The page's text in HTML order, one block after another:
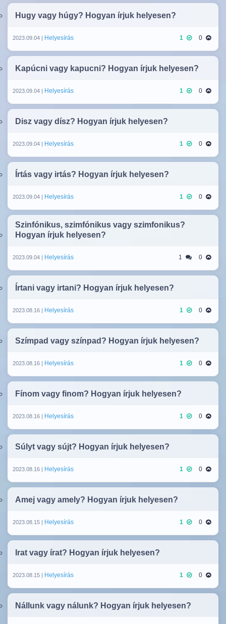
Hugy vagy húgy? Hogyan írjuk helyesen?
2023.09.04 | Helyesírás 1 0
Kapúcni vagy kapucni? Hogyan írjuk helyesen?
2023.09.04 | Helyesírás 1 0
Disz vagy dísz? Hogyan írjuk helyesen?
2023.09.04 | Helyesírás 1 0
Írtás vagy irtás? Hogyan írjuk helyesen?
2023.09.04 | Helyesírás 1 0
Szinfónikus, szimfónikus vagy szimfonikus?
Hogyan írjuk helyesen?
2023.09.04 | Helyesírás 1 0
Írtani vagy irtani? Hogyan írjuk helyesen?
2023.08.16 | Helyesírás 1 0
Szímpad vagy színpad? Hogyan írjuk helyesen?
2023.08.16 | Helyesírás 1 0
Fínom vagy finom? Hogyan írjuk helyesen?
2023.08.16 | Helyesírás 1 0
Súlyt vagy sújt? Hogyan írjuk helyesen?
2023.08.16 | Helyesírás 1 0
Amej vagy amely? Hogyan írjuk helyesen?
2023.08.15 | Helyesírás 1 0
Irat vagy írat? Hogyan írjuk helyesen?
2023.08.15 | Helyesírás 1 0
Nállunk vagy nálunk? Hogyan írjuk helyesen?